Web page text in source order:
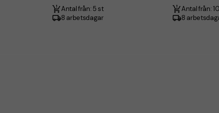
Antal från: 5 st
8 arbetsdagar
Antal från:
8